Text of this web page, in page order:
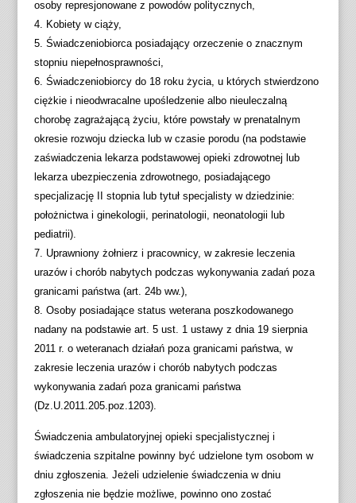
osoby represjonowane z powodów politycznych,
4. Kobiety w ciąży,
5. Świadczeniobiorca posiadający orzeczenie o znacznym
stopniu niepełnosprawności,
6. Świadczeniobiorcy do 18 roku życia, u których stwierdzono
ciężkie i nieodwracalne upośledzenie albo nieuleczalną
chorobę zagrażającą życiu, które powstały w prenatalnym
okresie rozwoju dziecka lub w czasie porodu (na podstawie
zaświadczenia lekarza podstawowej opieki zdrowotnej lub
lekarza ubezpieczenia zdrowotnego, posiadającego
specjalizację II stopnia lub tytuł specjalisty w dziedzinie:
położnictwa i ginekologii, perinatologii, neonatologii lub
pediatrii).
7. Uprawniony żołnierz i pracownicy, w zakresie leczenia
urazów i chorób nabytych podczas wykonywania zadań poza
granicami państwa (art. 24b ww.),
8. Osoby posiadające status weterana poszkodowanego
nadany na podstawie art. 5 ust. 1 ustawy z dnia 19 sierpnia
2011 r. o weteranach działań poza granicami państwa, w
zakresie leczenia urazów i chorób nabytych podczas
wykonywania zadań poza granicami państwa
(Dz.U.2011.205.poz.1203).
Świadczenia ambulatoryjnej opieki specjalistycznej i
świadczenia szpitalne powinny być udzielone tym osobom w
dniu zgłoszenia. Jeżeli udzielenie świadczenia w dniu
zgłoszenia nie będzie możliwe, powinno ono zostać